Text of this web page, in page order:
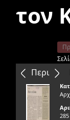
τον
285